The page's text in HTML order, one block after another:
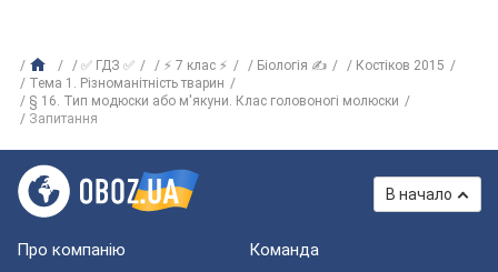
✅ ГДЗ ✅ ⚡ 7 клас ⚡ Біологія ✍
Костіков 2015
Тема 1. Різноманітність тварин
§ 16. Тип модюски або м'якуни. Клас головоногі молюски
Запитання
В начало
Про компанію Команда